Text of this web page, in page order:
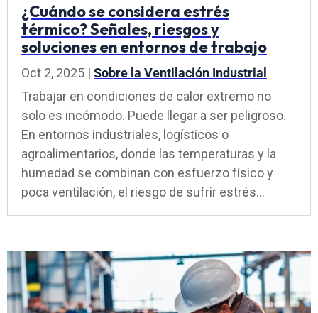
¿Cuándo se considera estrés
térmico? Señales, riesgos y
soluciones en entornos de trabajo
Oct 2, 2025 | Sobre la Ventilación Industrial
Trabajar en condiciones de calor extremo no
solo es incómodo. Puede llegar a ser peligroso.
En entornos industriales, logísticos o
agroalimentarios, donde las temperaturas y la
humedad se combinan con esfuerzo físico y
poca ventilación, el riesgo de sufrir estrés...